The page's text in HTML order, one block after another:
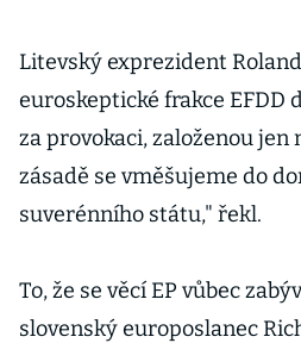
Litevský exprezident
euroskeptické frakce EFDD
za provokaci, založenou jen
zásadě se vměšujeme do
suverénního státu," řekl.
To, že se věcí EP vůbec
slovenský europoslanec